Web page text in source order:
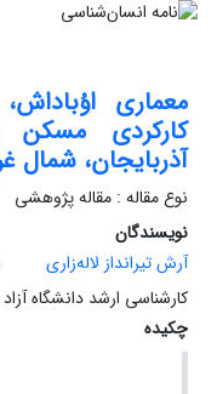
معماری
کارکردی مسکن
آذربایجان، شمال‌
نوع مقاله : مقاله پژوهشی
نویسندگان
آرش تیرانداز لاله‌زاری
کارشناسی ارشد دانشگاه
چکیده